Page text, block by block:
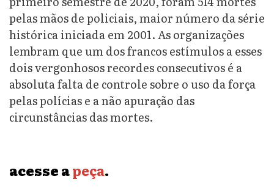
pelas mãos de policiais, maior número da série
histórica iniciada em 2001. As organizações
lembram que um dos francos estímulos a esses
dois vergonhosos recordes consecutivos é a
absoluta falta de controle sobre o uso da força
pelas polícias e a não apuração das
circunstâncias das mortes.
acesse apeça.